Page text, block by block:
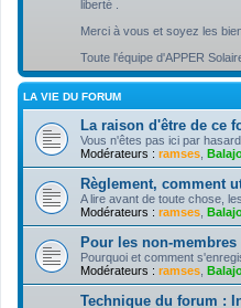
liberté .
Merci à vous et soyez les
Toute l'équipe d'APPER
LA VIE DU FORUM
La raison d'être de ce
Vous n'êtes pas ici par
Modérateurs : ramses
Règlement, comment
A lire avant de toute chose,
Modérateurs : ramses
Pour les non-membres
Pourquoi et comment
Modérateurs : ramses
Technique du forum :